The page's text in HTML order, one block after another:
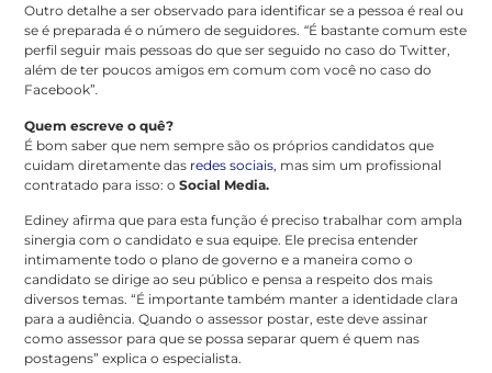
Outro detalhe a ser observado para identificar se a pessoa é real ou
se é preparada é o número de seguidores. “É bastante comum este
perfil seguir mais pessoas do que ser seguido no caso do Twitter,
além de ter poucos amigos em comum com você no caso do
Facebook”.
Quem escreve o quê?
É bom saber que nem sempre são os próprios candidatos que
cuidam diretamente das redes sociais, mas sim um profissional
contratado para isso: oSocial Media.
Ediney afirma que para esta função é preciso trabalhar com ampla
sinergia com o candidato e sua equipe. Ele precisa entender
intimamente todo o plano de governo e a maneira como o
candidato se dirige ao seu público e pensa a respeito dos mais
diversos temas. “É importante também manter a identidade clara
para a audiência. Quando o assessor postar, este deve assinar
como assessor para que se possa separar quem é quem nas
postagens” explica o especialista.